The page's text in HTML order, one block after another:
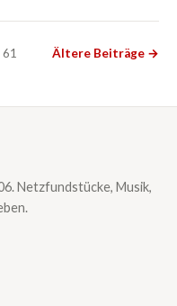
Ältere Beiträge →
Netzfundstücke, Musik,